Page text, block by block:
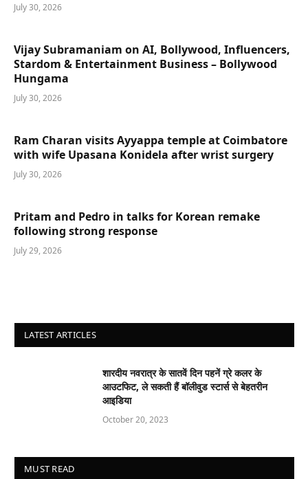
July 30, 2026
Vijay Subramaniam on AI, Bollywood, Influencers,
Stardom & Entertainment Business – Bollywood
Hungama
July 30, 2026
Ram Charan visits Ayyappa temple at Coimbatore
with wife Upasana Konidela after wrist surgery
July 30, 2026
Pritam and Pedro in talks for Korean remake
following strong response
July 29, 2026
LATEST ARTICLES
शारदीय नवरात्र के सातवें दिन पहनें ग्रे कलर के
आउटफिट, ले सकती हैं बॉलीवुड स्टार्स से बेहतरीन
आइडिया
October 20, 2023
MUST READ